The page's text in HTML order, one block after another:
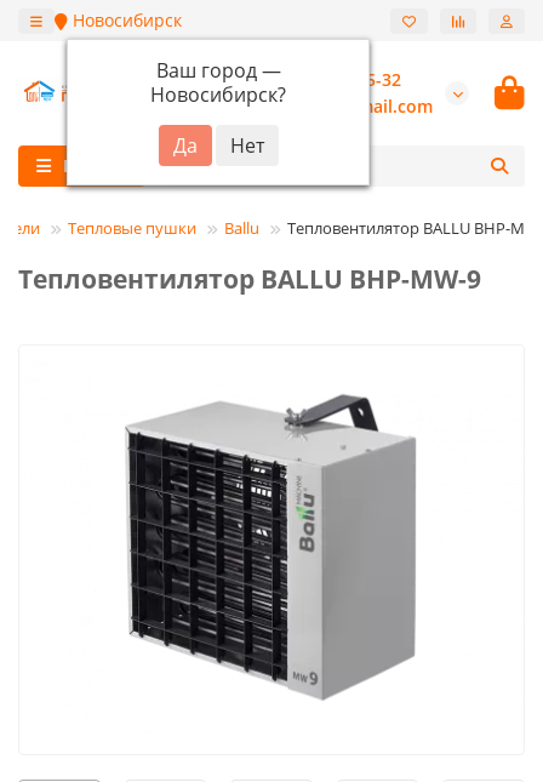
Новосибирск
Ваш город —
Новосибирск?
+7 (913) 987-55-32
burannsk@gmail.com
Каталог
Тепловые пушки Ballu Тепловентилятор BALLU BHP-
Тепловентилятор BALLU BHP-MW-9